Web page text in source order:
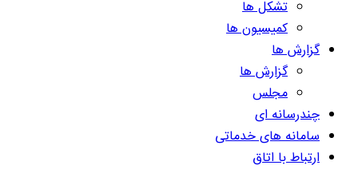
تشکل ها
کمیسیون ها
گزارش ها
گزارش ها
مجلس
چندرسانه ای
سامانه های خدماتی
ارتباط با اتاق